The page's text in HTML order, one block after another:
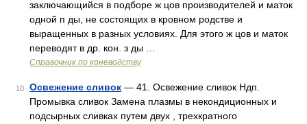
заключающийся в подборе ж цов производителей и маток
одной п ды, не состоящих в кровном родстве и
выращенных в разных условиях. Для этого ж цов и маток
переводят в др. кон. з ды …
Справочник по коневодству
10 Освежение сливок — 41. Освежение сливок Ндп.
Промывка сливок Замена плазмы в некондиционных и
подсырных сливках путем двух , трехкратного